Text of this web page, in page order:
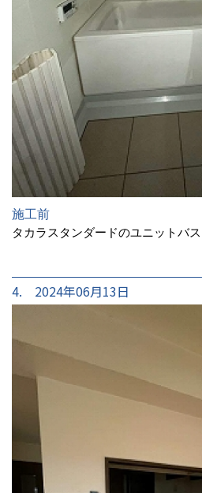
施工前
タカラスタンダードのユニットバス
4. 2024年06月13日